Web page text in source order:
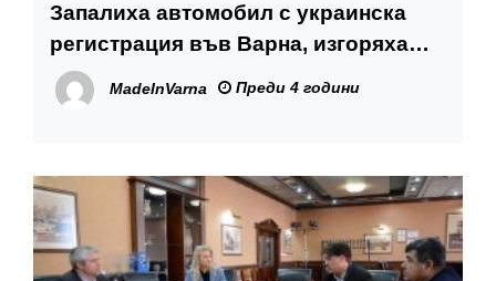
Запалиха автомобил с украинска
регистрация във Варна, изгоряха
още две коли
MadeInVarna Преди 4 години